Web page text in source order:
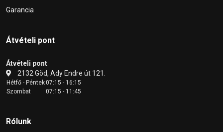
Garancia
Átvételi pont
Átvételi pont
2132 Göd, Ady Endre út 121.
Hétfő - Péntek07:15 - 16:15
Szombat
07:15 - 11:45
Rólunk